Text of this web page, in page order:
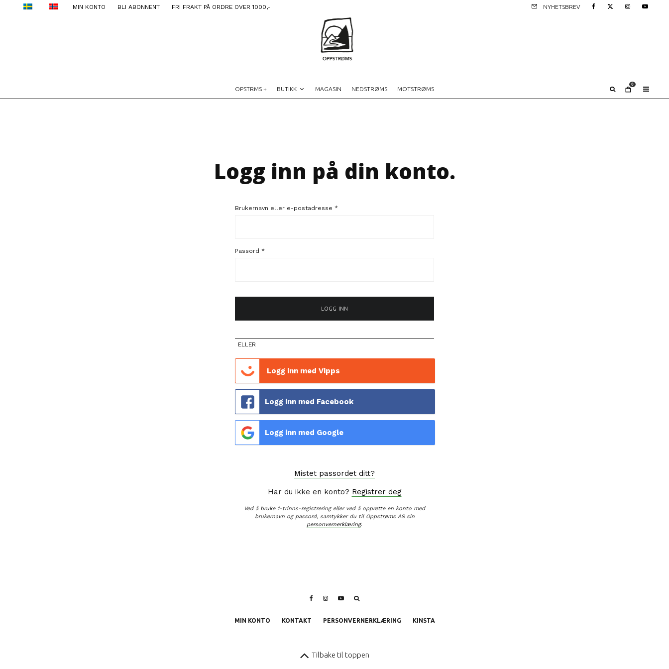
MIN KONTO BLI ABONNENT FRI FRAKT PÅ ORDRE OVER 1000,- NYHETSBREV
OPSTRMS + BUTIKK MAGASIN NEDSTRØMS MOTSTRØMS
0
Logg inn på din konto.
Brukernavn eller e-postadresse *
Passord *
LOGG INN
ELLER
Logg inn med Vipps
Logg inn med Facebook
Logg inn med Google
Mistet passordet ditt?
Har du ikke en konto? Registrer deg
Ved å bruke 1-trinns-registrering eller ved å opprette en konto med
brukernavn og passord, samtykker du til Oppstrøms AS sin
personvernerklæring.
MIN KONTO KONTAKT PERSONVERNERKLÆRING KINSTA
Tilbake til toppen